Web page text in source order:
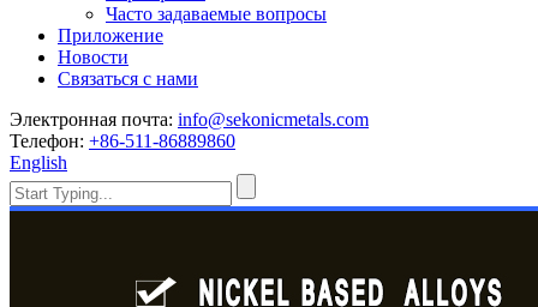
Часто задаваемые вопросы
Приложение
Новости
Связаться с нами
Электронная почта: info@sekonicmetals.com
Телефон: +86-511-86889860
English